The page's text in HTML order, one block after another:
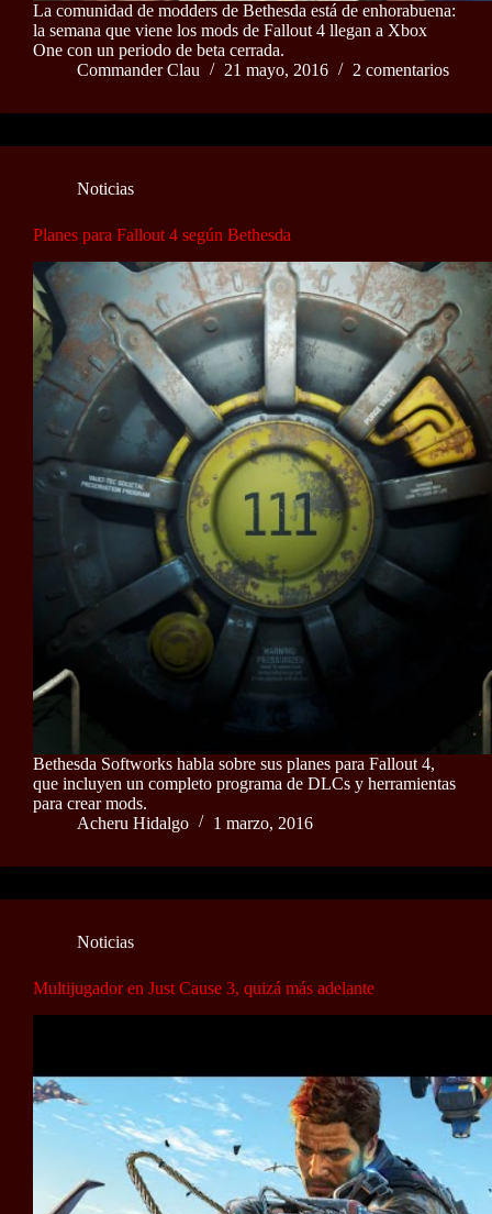
La comunidad de modders de Bethesda está de enhorabuena:
la semana que viene los mods de Fallout 4 llegan a Xbox
One con un periodo de beta cerrada.
Commander Clau
21 mayo, 2016 2 comentarios
Noticias
Planes para Fallout 4 según Bethesda
Bethesda Softworks habla sobre sus planes para Fallout 4,
que incluyen un completo programa de DLCs y herramientas
para crear mods.
Acheru Hidalgo
1 marzo, 2016
Noticias
Multijugador en Just Cause 3, quizá más adelante